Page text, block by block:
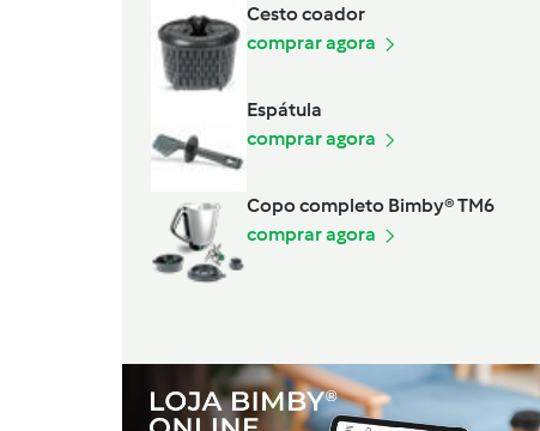
Cesto coador
comprar agora
Espátula
comprar agora
Copo completo Bimby® TM6
comprar agora